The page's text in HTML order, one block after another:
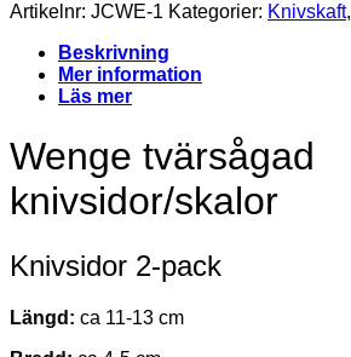
Artikelnr: JCWE-1 Kategorier: Knivskaft,
Beskrivning
Mer information
Läs mer
Wenge tvärsågad
knivsidor/skalor
Knivsidor 2-pack
Längd: ca 11-13 cm